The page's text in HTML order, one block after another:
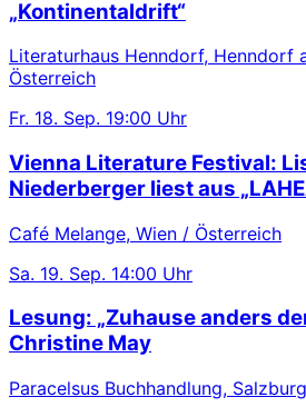
„Kontinentaldrift“
Literaturhaus Henndorf, Henndorf
Österreich
Fr. 18. Sep. 19:00 Uhr
Vienna Literature Festival:
Niederberger liest aus
Café Melange, Wien / Österreich
Sa. 19. Sep. 14:00 Uhr
Lesung: „Zuhause anders
Christine May
Paracelsus Buchhandlung,